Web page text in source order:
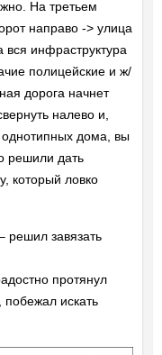
На третьем
направо -> улица
вся инфраструктура
полицейские и ж/
дорога начнет
налево и,
дома, вы
решили дать
который ловко
решил завязать
протянул
побежал искать